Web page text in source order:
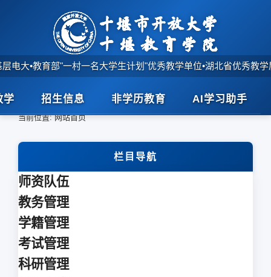
层电大•教育部"一村一名大学生计划"优秀教学单位•湖北省优秀教
学 招生信息 非学历教育 AI学习助手
当前位置:网站首页
栏目导航
师资队伍
教务管理
学籍管理
考试管理
科研管理